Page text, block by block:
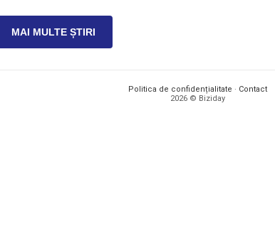
MAI MULTE ȘTIRI
Politica de confidențialitate · Contact
2026 © Biziday